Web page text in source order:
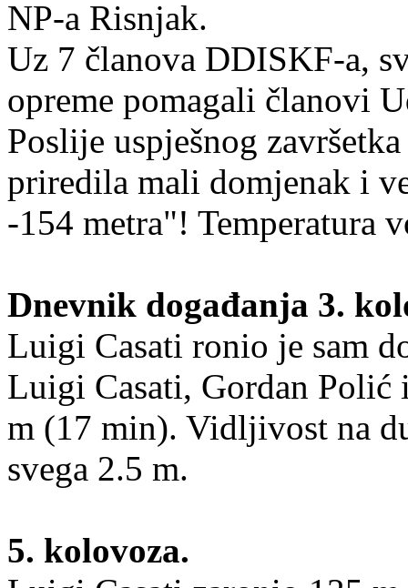
NP-a Risnjak.
Uz 7 članova DDISKF-a,
opreme pomagali članovi
Poslije uspješnog
priredila mali domjenak i
-154 metra"! Temperatura
Dnevnik događanja 3.
Luigi Casati ronio je sam
Luigi Casati, Gordan
m (17 min). Vidljivost na
svega 2.5 m.
5. kolovoza.